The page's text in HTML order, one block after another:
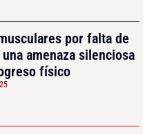
por falta de
amenaza silenciosa
físico